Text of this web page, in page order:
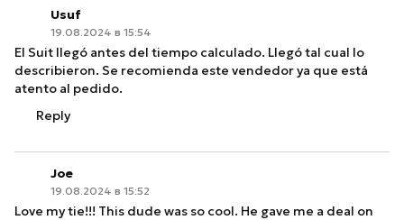
Usuf
19.08.2024 в 15:54
El Suit llegó antes del tiempo calculado. Llegó tal cual lo
describieron. Se recomienda este vendedor ya que está
atento al pedido.
Reply
Joe
19.08.2024 в 15:52
Love my tie!!! This dude was so cool. He gave me a deal on